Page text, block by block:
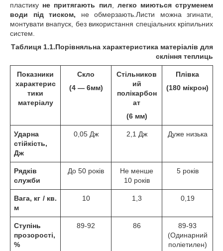
пластику не притягають пил
легко миються струменем
води під тиском, не обмерзають.Листи можна згинати,
монтувати внапуск, без використання спеціальних кріпильних
систем.
Таблиця 1.1.Порівняльна характеристика матеріалів для
скління теплиць
Показники
характерис
тики
матеріалу
Скло
(4 ― 6мм)
Стільников
ий
полікарбон
ат
(6 мм)
Плівка
(180 мікрон)
Ударна
стійкість,
Дж
0,05 Дж 2,1 Дж Дуже низька
Рядків
служби
До 50 років
Не менше
10 років
5 років
Вага, кг / кв.
м
10 1,3 0,19
Ступінь
прозорості,
%
89-92 86
89-93
(Одинарний
поліетилен)